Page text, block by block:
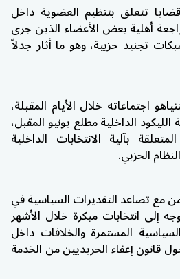
تتعلق بتنظيم العضوية داخل
أهلية بعض الأعضاء الذين جرى
تجنيد حزبية، وهو ما أثار جدلاً
اجتماعاته خلال الأيام المقبلة،
الداخلية مطلع يونيو المقبل،
بآلية الانتخابات الداخلية
الحزبي.
مع تصاعد التقديرات السياسية في
إلى انتخابات مبكرة خلال الأشهر
المستمرة والخلافات داخل
قانون إعفاء الحريديين من الخدمة